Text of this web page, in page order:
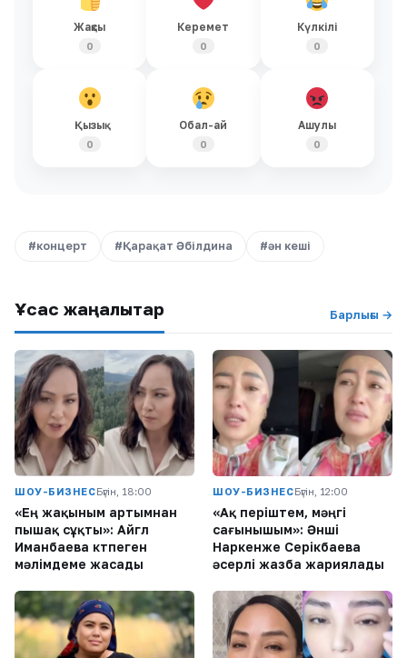
Жақсы
0
Керемет
0
Күлкілі
0
Қызық
0
Обал-ай
0
Ашулы
0
#концерт #Қарақат Әбілдина #ән кеші
Ұқсас жаңалықтар Барлығы →
ШОУ-БИЗНЕСБүгін, 18:00
«Ең жақыным артымнан
пышақ сұқты»: Айгүл
Иманбаева күтпеген
мәлімдеме жасады
ШОУ-БИЗНЕСБүгін, 12:00
«Ақ періштем, мәңгі
сағынышым»: Әнші
Наркенже Серікбаева
әсерлі жазба жариялады